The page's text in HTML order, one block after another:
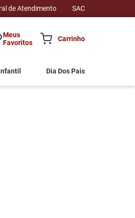
de Atendimento SAC
Meus
Favoritos
Dia Dos Pais